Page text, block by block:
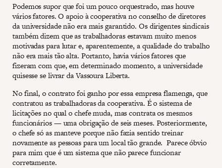
Podemos supor que foi um pouco orquestrado, mas houve
vários fatores. O apoio à cooperativa no conselho de diretores
da universidade não era mais garantido. Os dirigentes sindicais
também dizem que as trabalhadoras estavam muito menos
motivadas para lutar e, aparentemente, a qualidade do trabalho
não era mais tão alta. Portanto, havia vários fatores que
fizeram com que, em determinado momento, a universidade
quisesse se livrar da Vassoura Liberta.
No final, o contrato foi ganho por essa empresa flamenga, que
contratou as trabalhadoras da cooperativa. É o sistema de
licitações no qual o chefe muda, mas contrata os mesmos
funcionários — uma obrigação de seis meses. Posteriormente,
o chefe só as manteve porque não fazia sentido treinar
novamente as pessoas para um local tão grande. Parece óbvio
para mim que é um sistema que não parece funcionar
corretamente.